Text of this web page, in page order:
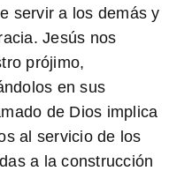
servir a los demás y
Jesús nos
prójimo,
en sus
de Dios implica
al servicio de los
a la construcción